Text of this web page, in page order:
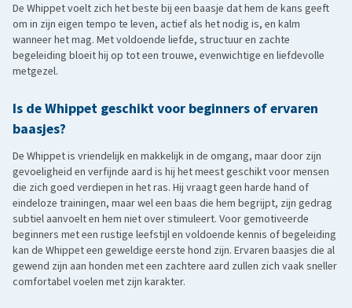
De Whippet voelt zich het beste bij een baasje dat hem de kans geeft
om in zijn eigen tempo te leven, actief als het nodig is, en kalm
wanneer het mag. Met voldoende liefde, structuur en zachte
begeleiding bloeit hij op tot een trouwe, evenwichtige en liefdevolle
metgezel.
Is de Whippet geschikt voor beginners of ervaren
baasjes?
De Whippet is vriendelijk en makkelijk in de omgang, maar door zijn
gevoeligheid en verfijnde aard is hij het meest geschikt voor mensen
die zich goed verdiepen in het ras. Hij vraagt geen harde hand of
eindeloze trainingen, maar wel een baas die hem begrijpt, zijn gedrag
subtiel aanvoelt en hem niet over stimuleert. Voor gemotiveerde
beginners met een rustige leefstijl en voldoende kennis of begeleiding
kan de Whippet een geweldige eerste hond zijn. Ervaren baasjes die al
gewend zijn aan honden met een zachtere aard zullen zich vaak sneller
comfortabel voelen met zijn karakter.